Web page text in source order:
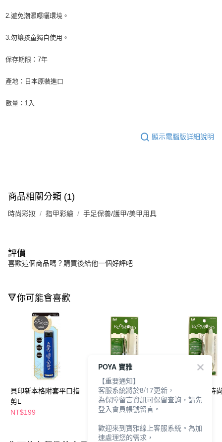
2.避免潮濕曝曬環境。
3.勿讓孩童獨自使用。
保存期限：7年
產地：日本原裝進口
數量：1入
顯示電腦版詳細說明
商品相關分類 (1)
時尚彩妝 指甲彩繪 手足保養/護甲/美甲用具
評價
喜歡這個商品嗎？購買後給他一個好評吧
🔻你可能會喜歡
貝印新本格附套平口指
剪L
NT$199
貝印可拆卸的時尚附蓋
剪刀1入-修容
NT$359
貝印可拆卸的時
剪刀1入-鼻毛
POYA 寶雅
【重要通知】
客服系統將於8/17更新，
為保障留言資訊可保留查詢，請先
登入會員帳號留言。
歡迎來到寶雅線上客服系統。為加
速處理您的需求，